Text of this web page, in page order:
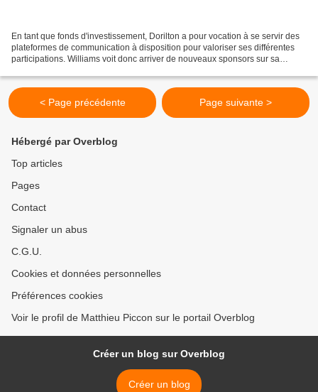
En tant que fonds d'investissement, Dorilton a pour vocation à se servir des
plateformes de communication à disposition pour valoriser ses différentes
participations. Williams voit donc arriver de nouveaux sponsors sur sa
< Page précédente Page suivante >
Hébergé par Overblog
Top articles
Pages
Contact
Signaler un abus
C.G.U.
Cookies et données personnelles
Préférences cookies
Voir le profil de Matthieu Piccon sur le portail Overblog
Créer un blog sur Overblog
Créer un blog